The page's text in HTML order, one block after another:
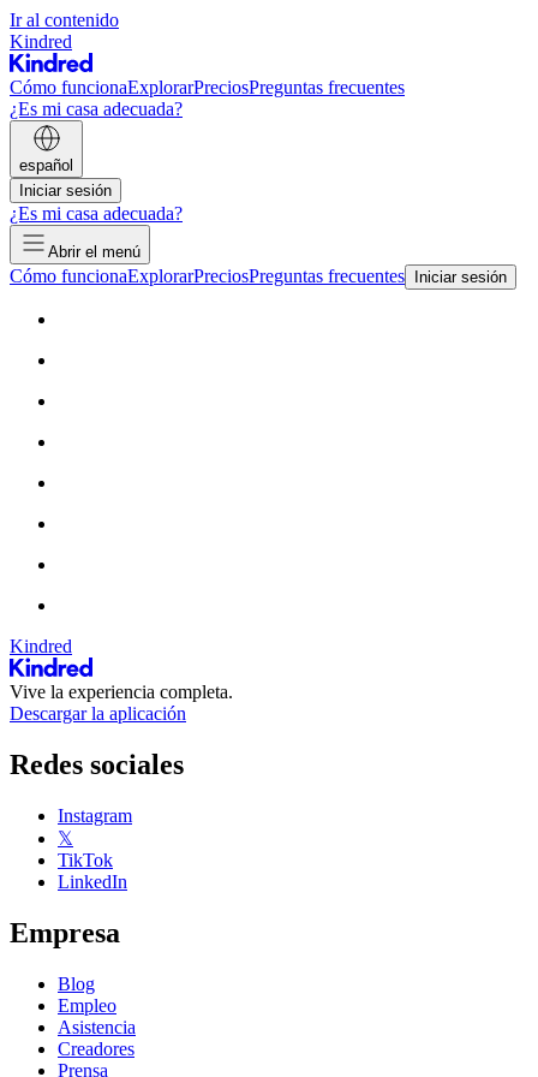
Ir al contenido
Kindred
Cómo funcionaExplorarPreciosPreguntas frecuentes
¿Es mi casa adecuada?
español
Iniciar sesión
¿Es mi casa adecuada?
Abrir el menú
Cómo funcionaExplorarPreciosPreguntas frecuentes Iniciar sesión
Kindred
Vive la experiencia completa.
Descargar la aplicación
Redes sociales
Instagram
𝕏
TikTok
LinkedIn
Empresa
Blog
Empleo
Asistencia
Creadores
Prensa